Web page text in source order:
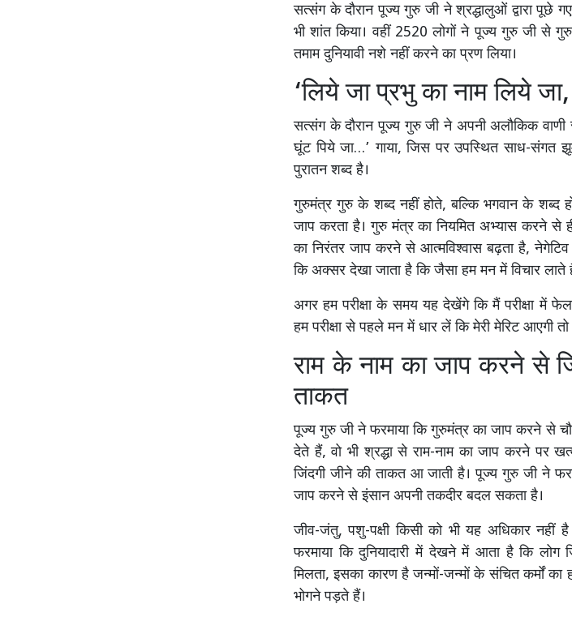
सत्संग के दौरान पूज्य गुरु जी ने श्रद्धालुओं द्वारा पूछे
भी शांत किया। वहीं 2520 लोगों ने पूज्य गुरु जी से
तमाम दुनियावी नशे नहीं करने का प्रण लिया।
‘लिये जा प्रभु का नाम लिये
सत्संग के दौरान पूज्य गुरु जी ने अपनी अलौकिक
घूंट पिये जा…’ गाया, जिस पर उपस्थित साध-संगत
पुरातन शब्द है।
गुरुमंत्र गुरु के शब्द नहीं होते, बल्कि भगवान के शब्द
जाप करता है। गुरु मंत्र का नियमित अभ्यास करने से
का निरंतर जाप करने से आत्मविश्वास बढ़ता है,
कि अक्सर देखा जाता है कि जैसा हम मन में विचार लाते
अगर हम परीक्षा के समय यह देखेंगे कि मैं परीक्षा में
हम परीक्षा से पहले मन में धार लें कि मेरी मेरिट आएगी तो
राम के नाम का जाप करने से
ताकत
पूज्य गुरु जी ने फरमाया कि गुरुमंत्र का जाप करने से
देते हैं, वो भी श्रद्धा से राम-नाम का जाप करने पर
जिंदगी जीने की ताकत आ जाती है। पूज्य गुरु जी ने
जाप करने से इंसान अपनी तकदीर बदल सकता है।
जीव-जंतु, पशु-पक्षी किसी को भी यह अधिकार
फरमाया कि दुनियादारी में देखने में आता है कि
मिलता, इसका कारण है जन्मों-जन्मों के संचित कर्मों का
भोगने पड़ते हैं।